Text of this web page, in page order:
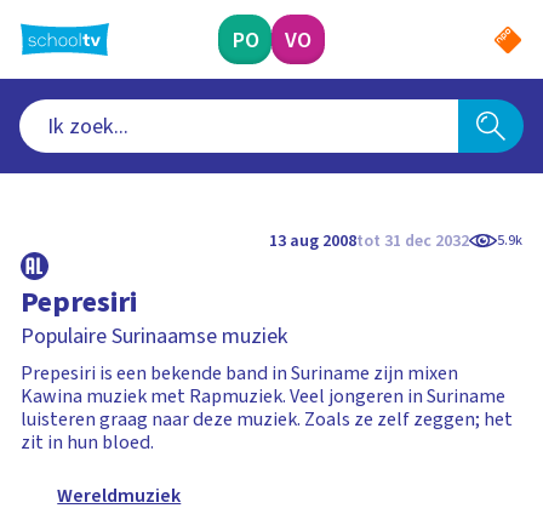
naar
hoofdinhoud
PO VO
13 aug 2008tot 31 dec 2032 5.9k
Pepresiri
Populaire Surinaamse muziek
Prepesiri is een bekende band in Suriname zijn mixen
Kawina muziek met Rapmuziek. Veel jongeren in Suriname
luisteren graag naar deze muziek. Zoals ze zelf zeggen; het
zit in hun bloed.
Wereldmuziek